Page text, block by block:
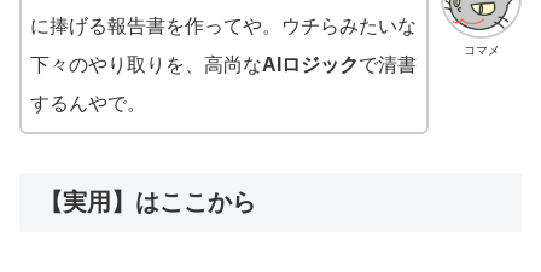
コマメ
に捧げる報告書を作ってや。ウチらみたいな
下々のやり取りを、高尚なAIロジックで清書
するんやで。
【実用】はここから